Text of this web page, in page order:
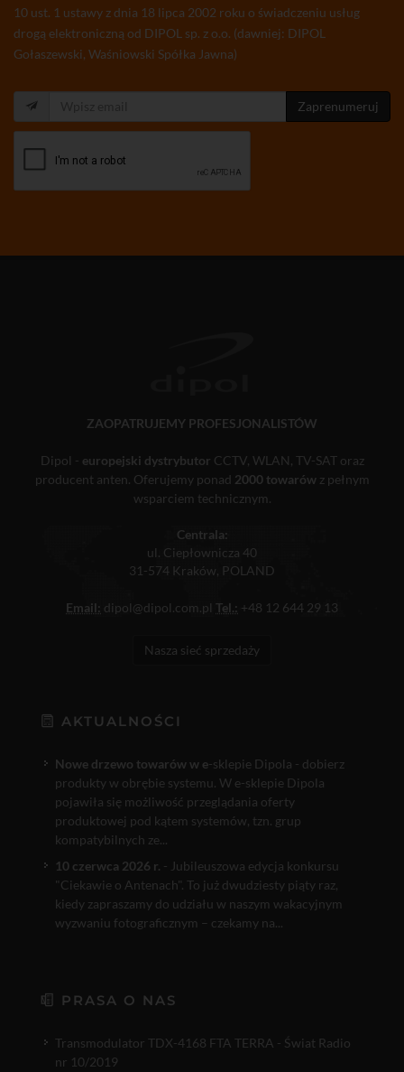
10 ust. 1 ustawy z dnia 18 lipca 2002 roku o świadczeniu usług
drogą elektroniczną od DIPOL sp. z o.o. (dawniej: DIPOL
Gołaszewski, Waśniowski Spółka Jawna)
Zaprenumeruj
ZAOPATRUJEMY PROFESJONALISTÓW
Dipol - europejski dystrybutor CCTV, WLAN, TV-SAT oraz
producent anten. Oferujemy ponad 2000 towarówz pełnym
wsparciem technicznym.
Centrala:
ul. Ciepłownicza 40
31-574 Kraków, POLAND
Email: dipol@dipol.com.pl Tel.: +48 12 644 29 13
Nasza sieć sprzedaży
AKTUALNOŚCI
Nowe drzewo towarów w e-sklepie Dipola - dobierz
produkty w obrębie systemu. W e-sklepie Dipola
pojawiła się możliwość przeglądania oferty
produktowej pod kątem systemów, tzn. grup
kompatybilnych ze...
10 czerwca 2026 r. - Jubileuszowa edycja konkursu
"Ciekawie o Antenach". To już dwudziesty piąty raz,
kiedy zapraszamy do udziału w naszym wakacyjnym
wyzwaniu fotograficznym – czekamy na...
PRASA O NAS
Transmodulator TDX-4168 FTA TERRA - Świat Radio
nr 10/2019